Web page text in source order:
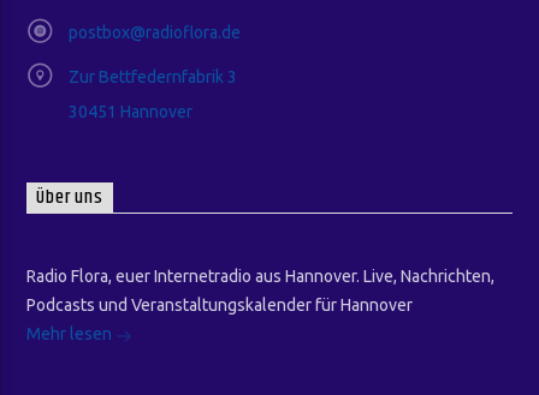
postbox@radioflora.de
Zur Bettfedernfabrik 3
30451 Hannover
Über uns
Radio Flora, euer Internetradio aus Hannover. Live, Nachrichten,
Podcasts und Veranstaltungskalender für Hannover
Mehr lesen